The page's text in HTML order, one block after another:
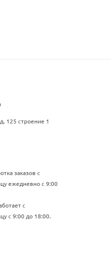
125 строение 1
заказов с
ежедневно с 9:00
с
с 9:00 до 18:00.